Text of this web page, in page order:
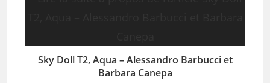
Sky Doll T2, Aqua – Alessandro Barbucci et
Barbara Canepa